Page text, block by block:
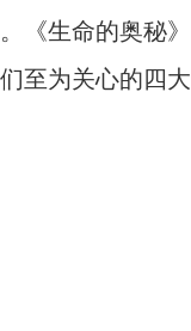
《生命的奥秘》
至为关心的四大